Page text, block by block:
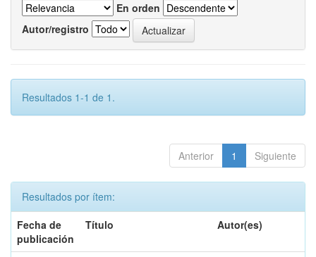
En orden
Autor/registro
Resultados 1-1 de 1.
Anterior 1 Siguiente
Resultados por ítem:
Fecha de
publicación
Título Autor(es)